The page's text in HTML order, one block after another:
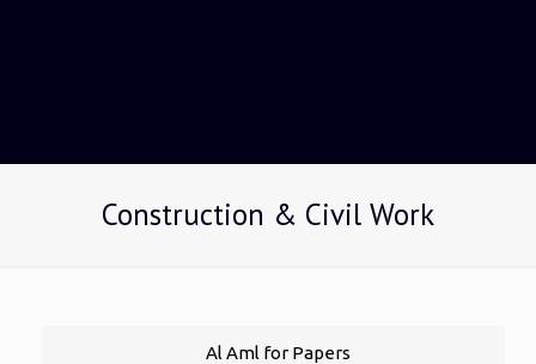
Construction & Civil Work
Al Aml for Papers